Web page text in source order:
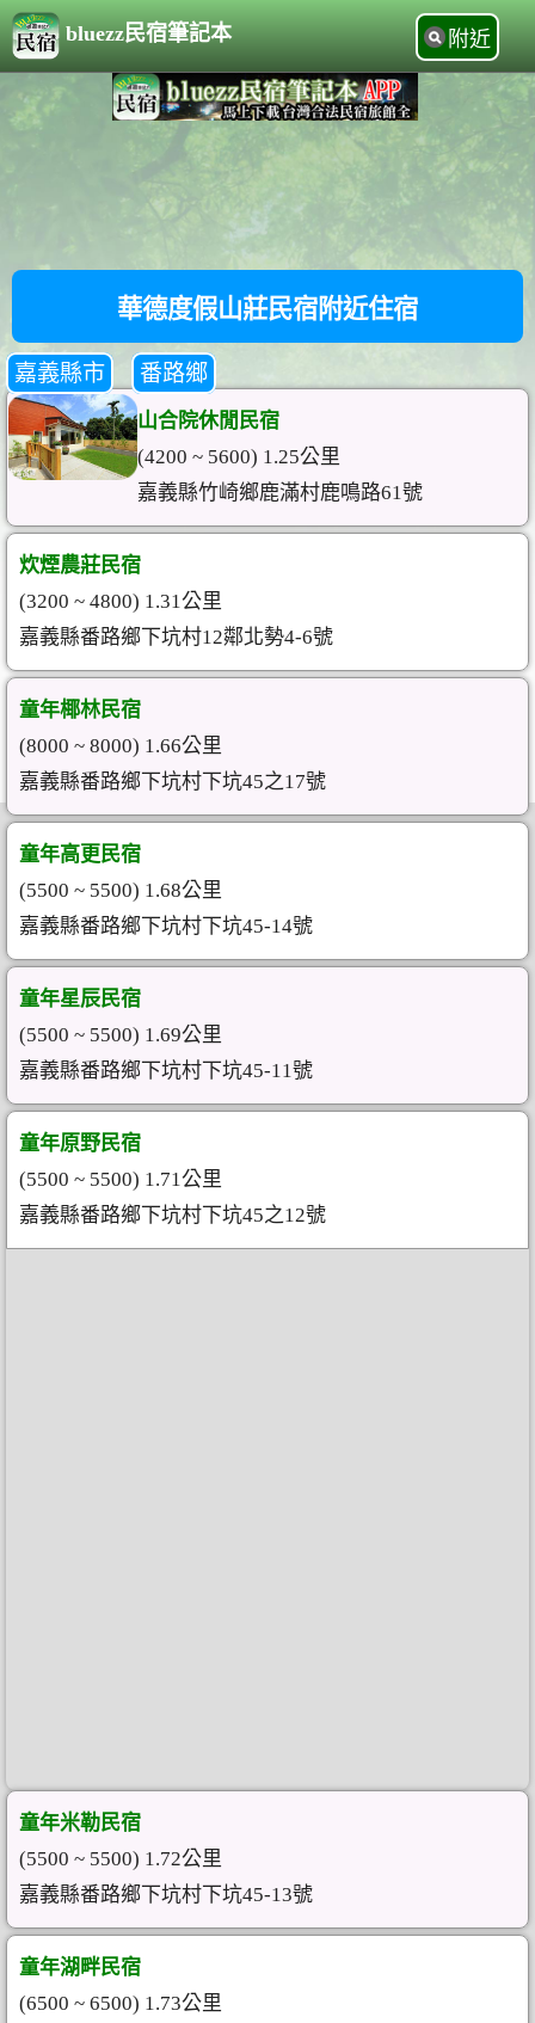
bluezz民宿筆記本 附近
華德度假山莊民宿附近住宿
嘉義縣市 番路鄉
山合院休閒民宿
(4200 ~ 5600) 1.25公里
嘉義縣竹崎鄉鹿滿村鹿鳴路61號
炊煙農莊民宿
(3200 ~ 4800) 1.31公里
嘉義縣番路鄉下坑村12鄰北勢4-6號
童年椰林民宿
(8000 ~ 8000) 1.66公里
嘉義縣番路鄉下坑村下坑45之17號
童年高更民宿
(5500 ~ 5500) 1.68公里
嘉義縣番路鄉下坑村下坑45-14號
童年星辰民宿
(5500 ~ 5500) 1.69公里
嘉義縣番路鄉下坑村下坑45-11號
童年原野民宿
(5500 ~ 5500) 1.71公里
嘉義縣番路鄉下坑村下坑45之12號
童年米勒民宿
(5500 ~ 5500) 1.72公里
嘉義縣番路鄉下坑村下坑45-13號
童年湖畔民宿
(6500 ~ 6500) 1.73公里